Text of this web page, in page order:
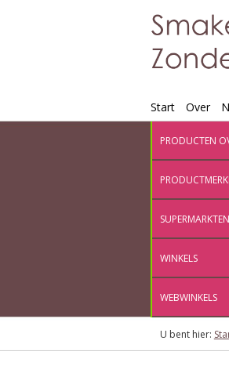
Start Over
PRODUCTEN
SUPERMARKTEN
WINKELS
WEBWINKELS
U bent hier: